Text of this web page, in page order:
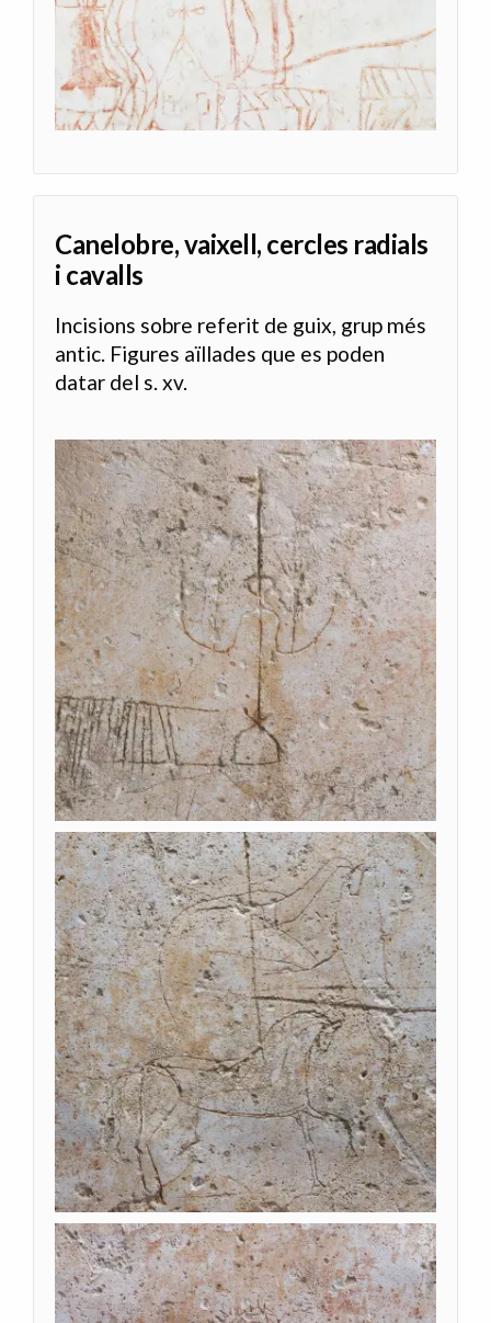
Canelobre, vaixell, cercles radials
i cavalls
Incisions sobre referit de guix, grup més
antic. Figures aïllades que es poden
datar del s. xv.